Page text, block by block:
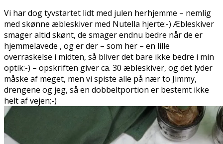
Vi har dog tyvstartet lidt med julen herhjemme – nemlig
med skønne æbleskiver med Nutella hjerte:-) Æbleskiver
smager altid skønt, de smager endnu bedre når de er
hjemmelavede , og er der – som her – en lille
overraskelse i midten, så bliver det bare ikke bedre i min
optik:-) – opskriften giver ca. 30 æbleskiver, og det lyder
måske af meget, men vi spiste alle på nær to Jimmy,
drengene og jeg, så en dobbeltportion er bestemt ikke
helt af vejen;-)